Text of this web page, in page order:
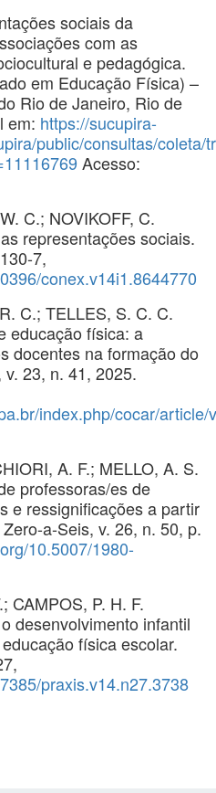
sociais da
com as
e pedagógica.
em Educação Física) –
Rio de Janeiro, Rio de
em: https://sucupira-
public/consultas/
Acesso:
C.; NOVIKOFF, C.
representações sociais.
7,
conex.v14i1.8644770
C.; TELLES, S. C. C.
educação física: a
docentes na formação do
23, n. 41, 2025.
index.php/cocar/article/
A. F.; MELLO, A. S.
professoras/es de
e ressignificações a partir
a-Seis, v. 26, n. 50, p.
10.5007/1980-
CAMPOS, P. H. F.
desenvolvimento infantil
física escolar.
praxis.v14.n27.3738